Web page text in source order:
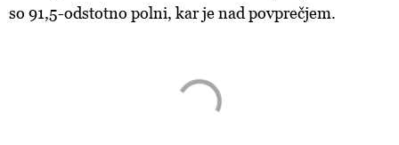
so 91,5-odstotno polni, kar je nad povprečjem.